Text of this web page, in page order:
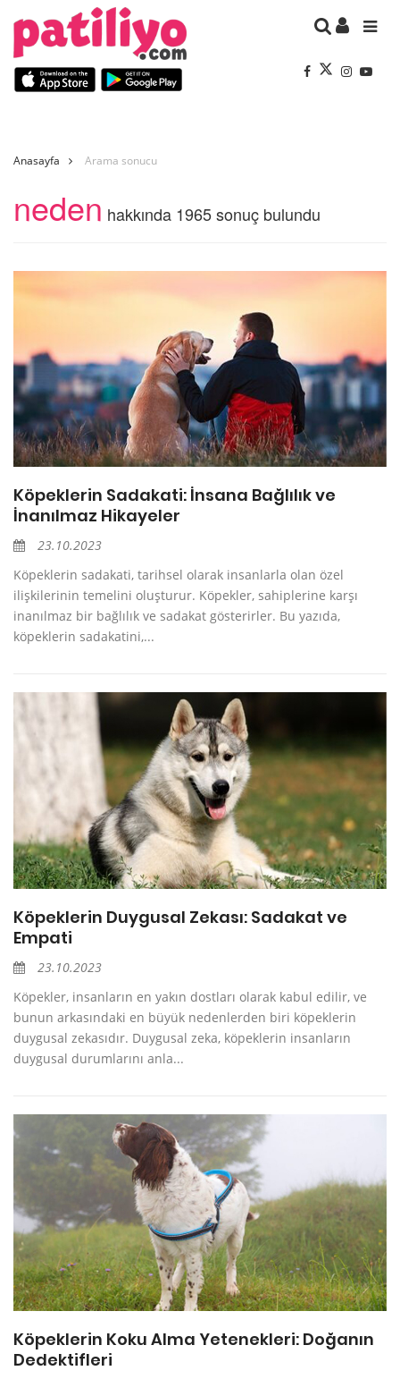
Anasayfa Arama sonucu
neden hakkında 1965 sonuç bulundu
Köpeklerin Sadakati: İnsana Bağlılık ve
İnanılmaz Hikayeler
23.10.2023
Köpeklerin sadakati, tarihsel olarak insanlarla olan özel
ilişkilerinin temelini oluşturur. Köpekler, sahiplerine karşı
inanılmaz bir bağlılık ve sadakat gösterirler. Bu yazıda,
köpeklerin sadakatini,...
Köpeklerin Duygusal Zekası: Sadakat ve
Empati
23.10.2023
Köpekler, insanların en yakın dostları olarak kabul edilir, ve
bunun arkasındaki en büyük nedenlerden biri köpeklerin
duygusal zekasıdır. Duygusal zeka, köpeklerin insanların
duygusal durumlarını anla...
Köpeklerin Koku Alma Yetenekleri: Doğanın
Dedektifleri